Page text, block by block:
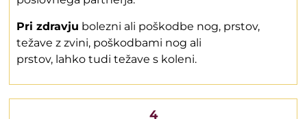
Pri zdravju bolezni ali poškodbe nog, prstov,
težave z zvini, poškodbami nog ali
prstov, lahko tudi težave s koleni.
4